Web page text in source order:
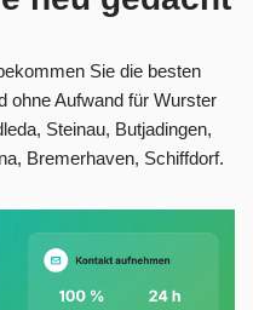
Sie die besten
ohne Aufwand für Wurster
Steinau, Butjadingen,
Bremerhaven, Schiffdorf.